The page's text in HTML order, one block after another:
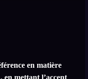
en matière